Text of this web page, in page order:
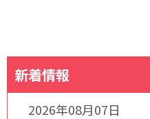
新着情報
2026年08月07日